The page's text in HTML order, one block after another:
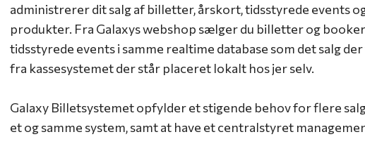
administrerer dit salg af billetter, årskort, tidsstyrede events
produkter. Fra Galaxys webshop sælger du billetter og booker
tidsstyrede events i samme realtime database som det salg
fra kassesystemet der står placeret lokalt hos jer selv.
Galaxy Billetsystemet opfylder et stigende behov for flere
et og samme system, samt at have et centralstyret